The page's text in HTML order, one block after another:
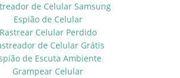
de Celular Samsung
Espião de Celular
Rastrear Celular Perdido
de Celular Grátis
de Escuta Ambiente
Grampear Celular